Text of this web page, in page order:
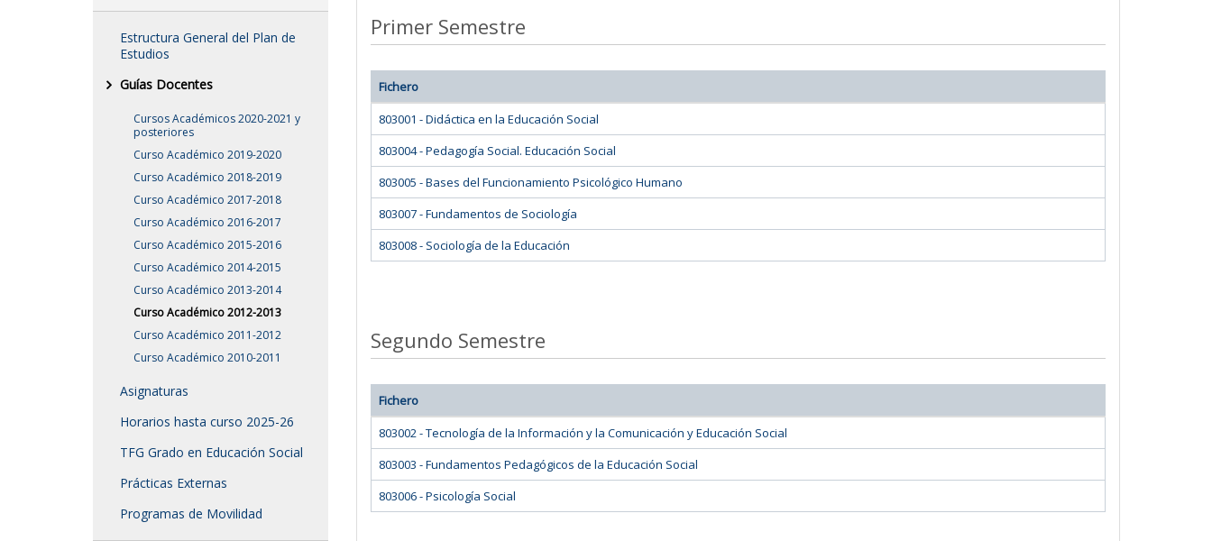
Estructura General del Plan de
Estudios
Guías Docentes
Cursos Académicos 2020-2021 y
posteriores
Curso Académico 2019-2020
Curso Académico 2018-2019
Curso Académico 2017-2018
Curso Académico 2016-2017
Curso Académico 2015-2016
Curso Académico 2014-2015
Curso Académico 2013-2014
Curso Académico 2012-2013
Curso Académico 2011-2012
Curso Académico 2010-2011
Asignaturas
Horarios hasta curso 2025-26
TFG Grado en Educación Social
Prácticas Externas
Programas de Movilidad
Primer Semestre
Fichero
803001 - Didáctica en la Educación Social
803004 - Pedagogía Social. Educación Social
803005 - Bases del Funcionamiento Psicológico Humano
803007 - Fundamentos de Sociología
803008 - Sociología de la Educación
Segundo Semestre
Fichero
803002 - Tecnología de la Información y la Comunicación y Educación Social
803003 - Fundamentos Pedagógicos de la Educación Social
803006 - Psicología Social